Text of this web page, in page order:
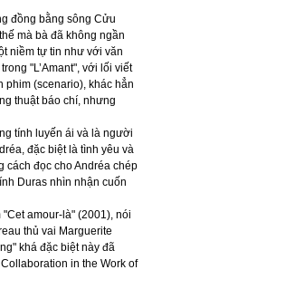
đồng bằng sông Cửu
mà bà đã không ngần
niềm tự tin như với văn
"L’Amant", với lối viết
phim (scenario), khác hẳn
thuật báo chí, nhưng
tính luyến ái và là người
đặc biệt là tình yêu và
cách đọc cho Andréa chép
Duras nhìn nhận cuốn
amour-là" (2001), nói
thủ vai Marguerite
khá đặc biệt này đã
in the Work of